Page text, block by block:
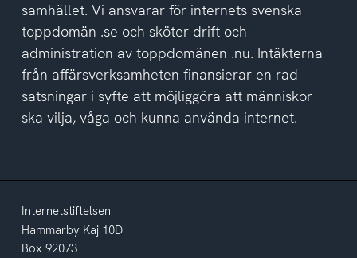
samhället. Vi ansvarar för internets svenska
toppdomän .se och sköter drift och
administration av toppdomänen .nu. Intäkterna
från affärsverksamheten finansierar en rad
satsningar i syfte att möjliggöra att människor
ska vilja, våga och kunna använda internet.
Internetstiftelsen
Hammarby Kaj 10D
Box 92073